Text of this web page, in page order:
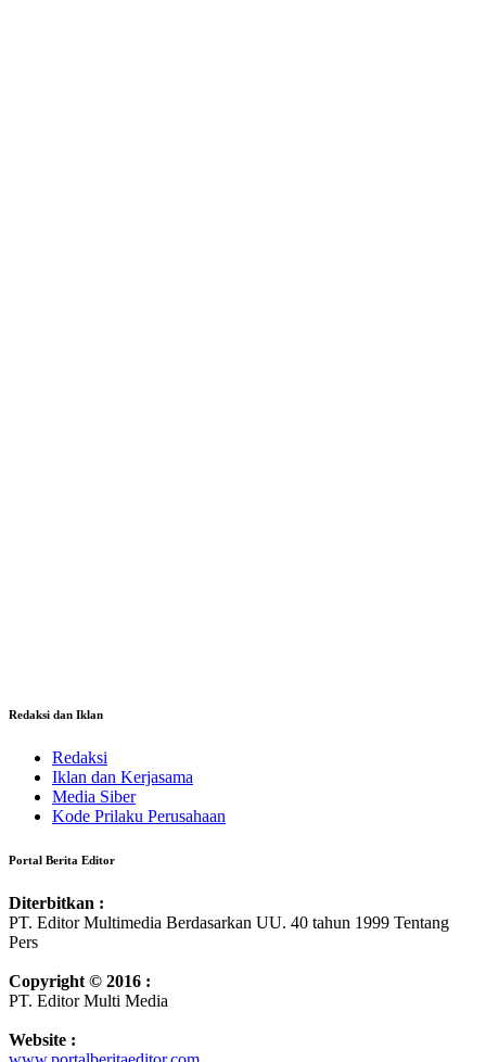
Redaksi dan Iklan
Redaksi
Iklan dan Kerjasama
Media Siber
Kode Prilaku Perusahaan
Portal Berita Editor
Diterbitkan :
PT. Editor Multimedia Berdasarkan UU. 40 tahun 1999 Tentang
Pers
Copyright © 2016 :
PT. Editor Multi Media
Website :